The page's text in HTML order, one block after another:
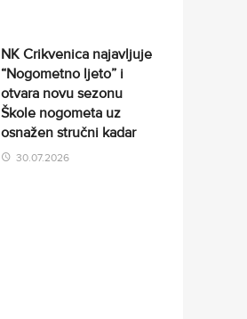
NK Crikvenica najavljuje
“Nogometno ljeto” i
otvara novu sezonu
Škole nogometa uz
osnažen stručni kadar
30.07.2026